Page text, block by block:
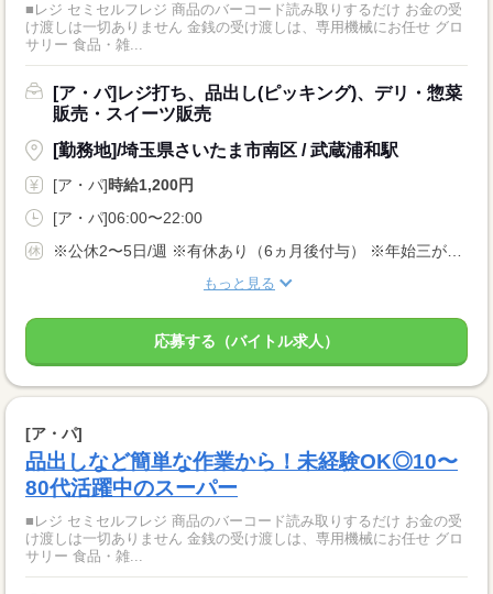
■レジ セミセルフレジ 商品のバーコード読み取りするだけ お金の受
け渡しは一切ありません 金銭の受け渡しは、専用機械にお任せ グロ
サリー 食品・雑...
[ア・パ]レジ打ち、品出し(ピッキング)、デリ・惣菜
販売・スイーツ販売
[勤務地]/埼玉県さいたま市南区 / 武蔵浦和駅
[ア・パ]時給1,200円
[ア・パ]06:00〜22:00
※公休2〜5日/週 ※有休あり（6ヵ月後付与） ※年始三が日（1/1〜1/3）は休業いたします！
もっと見る
応募する（バイトル求人）
[ア・パ]
品出しなど簡単な作業から！未経験OK◎10〜
80代活躍中のスーパー
■レジ セミセルフレジ 商品のバーコード読み取りするだけ お金の受
け渡しは一切ありません 金銭の受け渡しは、専用機械にお任せ グロ
サリー 食品・雑...